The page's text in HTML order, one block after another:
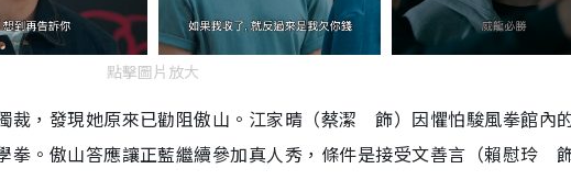
點擊圖片放大
裁，發現她原來已勸阻傲山。江家晴（蔡潔 飾）因懼怕駿風拳館內
。傲山答應讓正藍繼續參加真人秀，條件是接受文善言（賴慰玲